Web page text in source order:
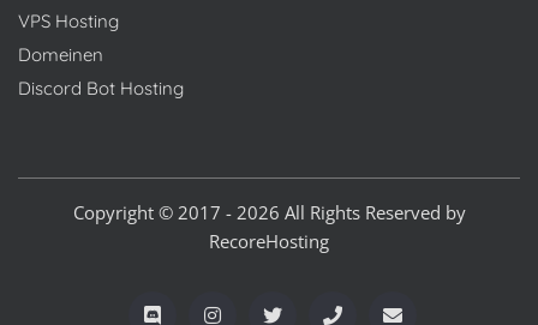
VPS Hosting
Domeinen
Discord Bot Hosting
Copyright © 2017 - 2026 All Rights Reserved by
RecoreHosting